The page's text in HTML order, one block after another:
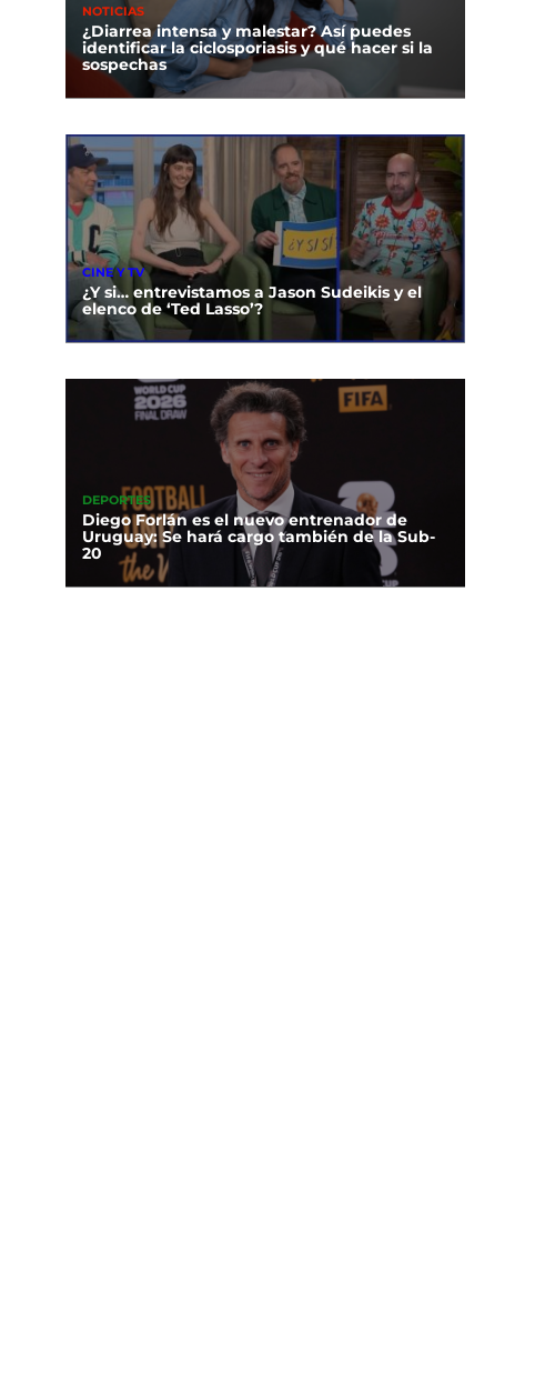
NOTICIAS
¿Diarrea intensa y malestar? Así puedes
identificar la ciclosporiasis y qué hacer si la
sospechas
CINE Y TV
¿Y si… entrevistamos a Jason Sudeikis y el
elenco de ‘Ted Lasso’?
DEPORTES
Diego Forlán es el nuevo entrenador de
Uruguay: Se hará cargo también de la Sub-
20